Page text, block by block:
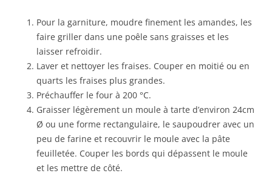
Pour la garniture, moudre finement les amandes, les
faire griller dans une poêle sans graisses et les
laisser refroidir.
Laver et nettoyer les fraises. Couper en moitié ou en
quarts les fraises plus grandes.
Préchauffer le four à 200 °C.
Graisser légèrement un moule à tarte d’environ 24cm
Ø ou une forme rectangulaire, le saupoudrer avec un
peu de farine et recouvrir le moule avec la pâte
feuilletée. Couper les bords qui dépassent le moule
et les mettre de côté.